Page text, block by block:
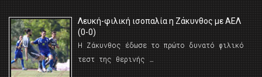
Λευκή-φιλική ισοπαλία η Ζάκυνθος με ΑΕΛ
(0-0)
Η Ζάκυνθος έδωσε το πρώτο δυνατό φιλικό
τεστ της θερινής …